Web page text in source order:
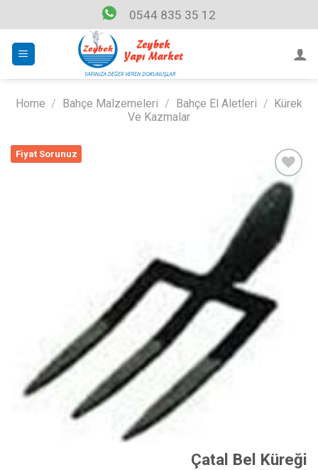
to
content
0544 835 35 12
Home / Bahçe Malzemeleri / Bahçe El Aletleri /
Kürek
Ve Kazmalar
Listeme
Ekle
Fiyat Sorunuz
Çatal Bel Küreği